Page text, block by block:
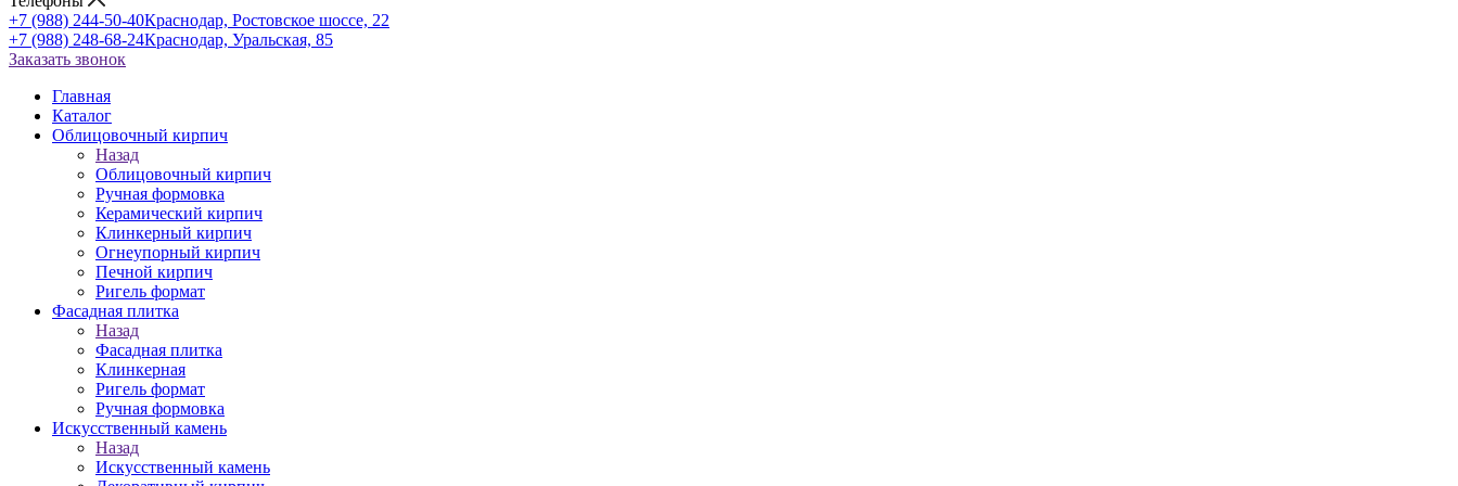
+7 (988) 244-50-40Краснодар, Ростовское шоссе, 22
+7 (988) 248-68-24Краснодар, Уральская, 85
Заказать звонок
Главная
Каталог
Облицовочный кирпич
Назад
Облицовочный кирпич
Ручная формовка
Керамический кирпич
Клинкерный кирпич
Огнеупорный кирпич
Печной кирпич
Ригель формат
Фасадная плитка
Назад
Фасадная плитка
Клинкерная
Ригель формат
Ручная формовка
Искусственный камень
Назад
Искусственный камень